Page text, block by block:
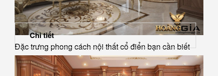
Đặc trưng phong cách nội thất cổ điển bạn cần biết
Chi tiết